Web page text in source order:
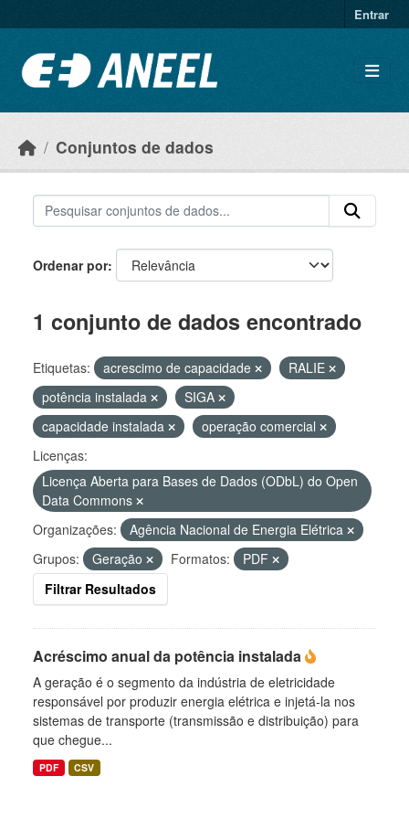
Entrar
Conjuntos de dados
Ordenar por
1 conjunto de dados encontrado
Etiquetas: acrescimo de capacidade
RALIE
potência instalada
SIGA
capacidade instalada
operação comercial
Licenças:
Licença Aberta para Bases de Dados (ODbL) do Open
Data Commons
Organizações:
Agência Nacional de Energia Elétrica
Grupos:
Geração Formatos:
PDF
Filtrar Resultados
Acréscimo anual da potência instalada
A geração é o segmento da indústria de eletricidade
responsável por produzir energia elétrica e injetá-la nos
sistemas de transporte (transmissão e distribuição) para
que chegue...
PDF CSV